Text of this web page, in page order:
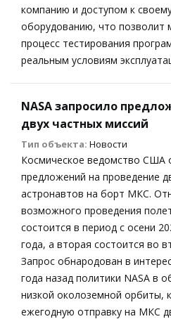
компанию и доступом к
оборудованию, что позволит
процесс тестирования
реальным условиям
NASA запросило
двух частных миссий
Тип объекта: Новости
Космическое ведомство США
предложений на проведение
астронавтов на борт МКС.
возможного проведения
состоится в период с осени
года, а вторая состоится во
Запрос обнародован в
года назад политики NASA в
низкой околоземной орбиты,
ежегодную отправку на МКС